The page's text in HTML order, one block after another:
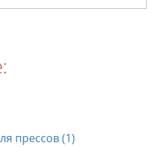
прессов (1)